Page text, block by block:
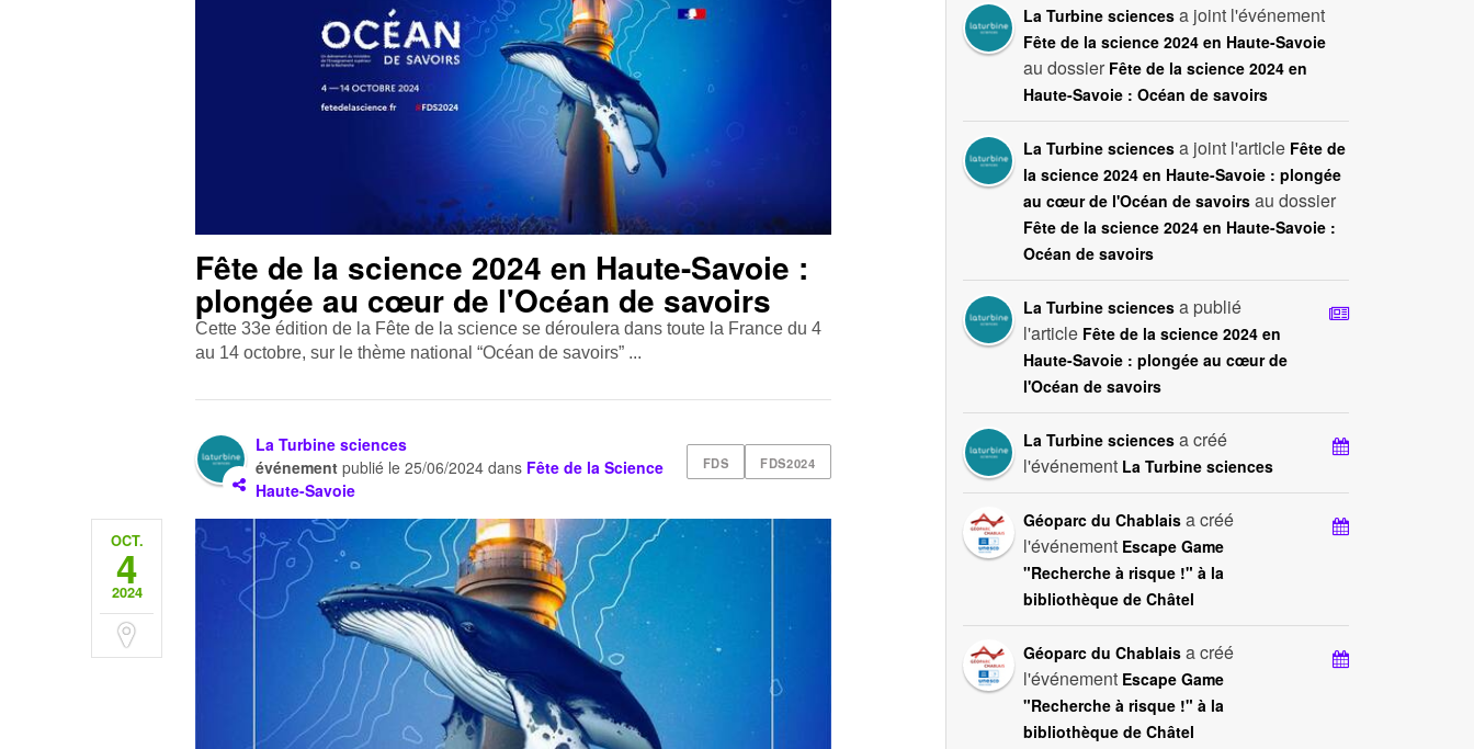
Fête de la science 2024 en Haute-Savoie :
plongée au cœur de l'Océan de savoirs
Cette 33e édition de la Fête de la science se déroulera dans toute la France du 4
au 14 octobre, sur le thème national “Océan de savoirs” ...
FDS FDS2024
La Turbine sciences
événement publié le25/06/2024 dans Fête de la Science
Haute-Savoie
OCT.
4
2024
La Turbine sciences a joint l'événement
Fête de la science 2024 en Haute-Savoie
au dossier Fête de la science 2024 en
Haute-Savoie : Océan de savoirs
La Turbine sciences a joint l'article Fête de
la science 2024 en Haute-Savoie : plongée
au cœur de l'Océan de savoirs au dossier
Fête de la science 2024 en Haute-Savoie :
Océan de savoirs
La Turbine sciences a publié
l'article Fête de la science 2024 en
Haute-Savoie : plongée au cœur de
l'Océan de savoirs
La Turbine sciences a créé
l'événement La Turbine sciences
Géoparc du Chablais a créé
l'événement Escape Game
"Recherche à risque !" à la
bibliothèque de Châtel
Géoparc du Chablais a créé
l'événement Escape Game
"Recherche à risque !" à la
bibliothèque de Châtel